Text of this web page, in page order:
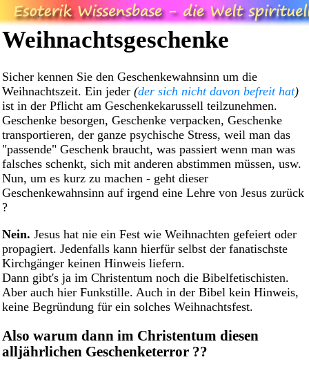
Weihnachtsgeschenke
Sicher kennen Sie den Geschenkewahnsinn um die
Weihnachtszeit. Ein jeder (der sich nicht davon befreit hat)
ist in der Pflicht am Geschenkekarussell teilzunehmen.
Geschenke besorgen, Geschenke verpacken, Geschenke
transportieren, der ganze psychische Stress, weil man das
"passende" Geschenk braucht, was passiert wenn man was
falsches schenkt, sich mit anderen abstimmen müssen, usw.
Nun, um es kurz zu machen - geht dieser
Geschenkewahnsinn auf irgend eine Lehre von Jesus zurück
?
Nein. Jesus hat nie ein Fest wie Weihnachten gefeiert oder
propagiert. Jedenfalls kann hierfür selbst der fanatischste
Kirchgänger keinen Hinweis liefern.
Dann gibt's ja im Christentum noch die Bibelfetischisten.
Aber auch hier Funkstille. Auch in der Bibel kein Hinweis,
keine Begründung für ein solches Weihnachtsfest.
Also warum dann im Christentum diesen
alljährlichen Geschenketerror ??